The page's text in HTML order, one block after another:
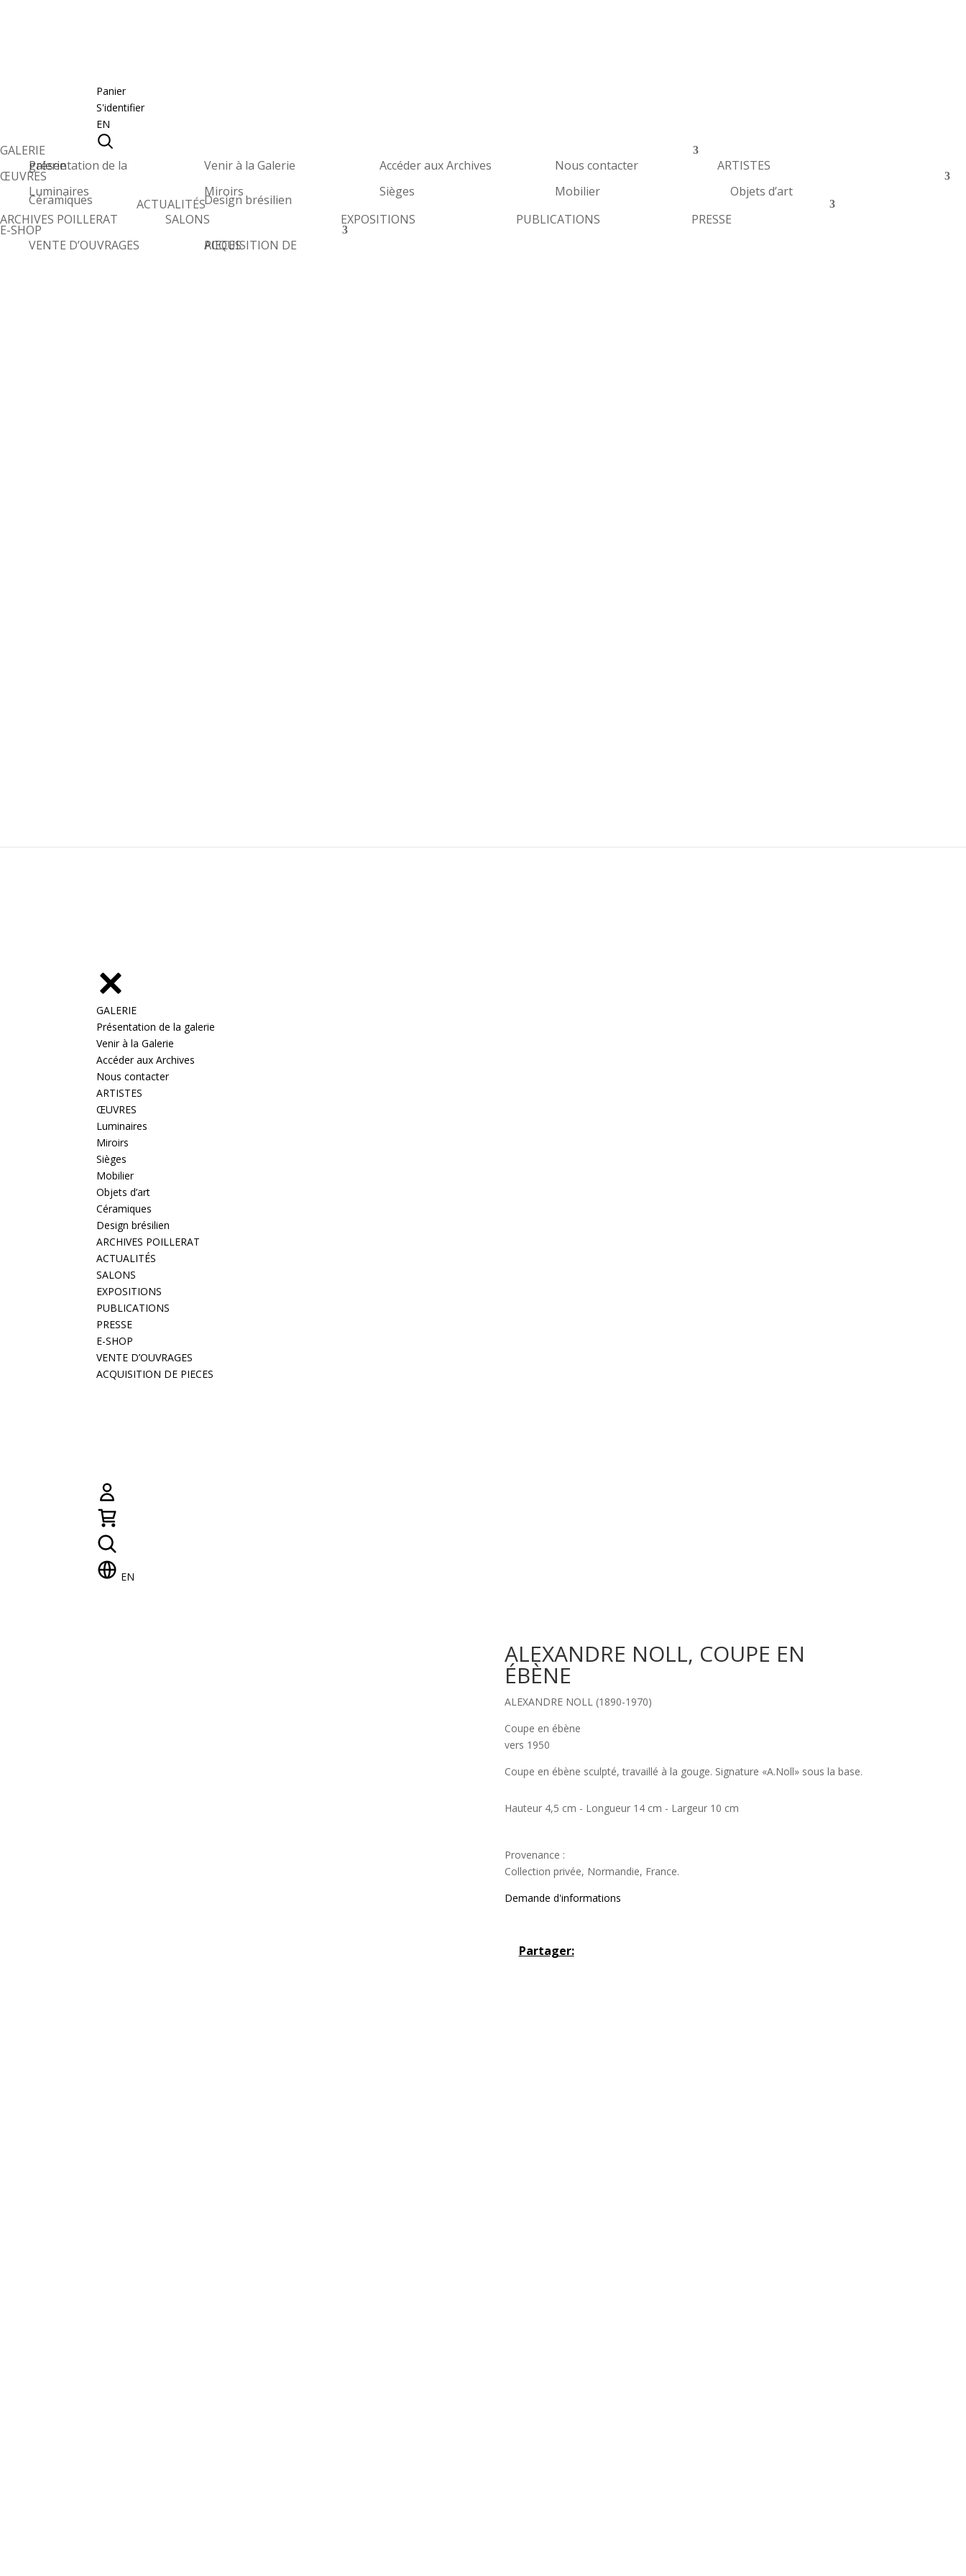
Panier
S'identifier
EN
GALERIE
Présentation de la galerie
Venir à la Galerie Accéder aux Archives Nous contacter ARTISTES
ŒUVRES
Luminaires
Miroirs Sièges Mobilier Objets d’art
Céramiques
Design brésilien
ARCHIVES POILLERAT
ACTUALITÉS
SALONS
EXPOSITIONS PUBLICATIONS PRESSE
E-SHOP
VENTE D’OUVRAGES
ACQUISITION DE PIECES
GALERIE
Présentation de la galerie
Venir à la Galerie
Accéder aux Archives
Nous contacter
ARTISTES
ŒUVRES
Luminaires
Miroirs
Sièges
Mobilier
Objets d’art
Céramiques
Design brésilien
ARCHIVES POILLERAT
ACTUALITÉS
SALONS
EXPOSITIONS
PUBLICATIONS
PRESSE
E-SHOP
VENTE D’OUVRAGES
ACQUISITION DE PIECES
EN
ALEXANDRE NOLL, COUPE EN
ÉBÈNE
ALEXANDRE NOLL (1890-1970)
Coupe en ébène
vers 1950
Coupe en ébène sculpté, travaillé à la gouge. Signature «A.Noll» sous la base.
Hauteur 4,5 cm - Longueur 14 cm - Largeur 10 cm
Provenance :
Collection privée, Normandie, France.
Demande d'informations
Partager: